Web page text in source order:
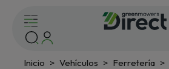
Inicio Vehículos Ferretería